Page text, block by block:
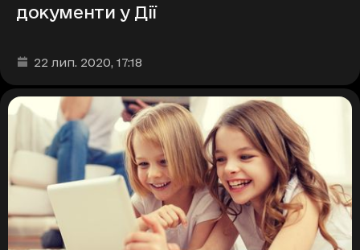
документи у Дії
Дата та час публікації
22 лип. 2020, 17:18